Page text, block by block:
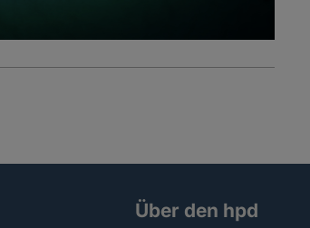
Über den hpd